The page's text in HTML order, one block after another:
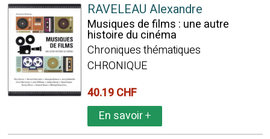
RAVELEAU Alexandre
Musiques de films : une autre
histoire du cinéma
Chroniques thématiques
CHRONIQUE
40.19 CHF
En savoir+